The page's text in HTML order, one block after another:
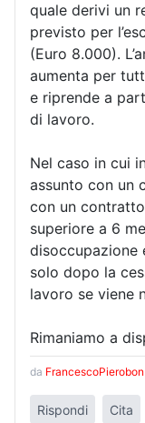
quale derivi un
previsto per
(Euro 8.000).
aumenta per
e riprende a
di lavoro.
Nel caso in cui
assunto con un
con un
superiore a 6
disoccupazione
solo dopo la
lavoro se viene
Rimaniamo a
da FrancescoPierobon
Rispondi Cita